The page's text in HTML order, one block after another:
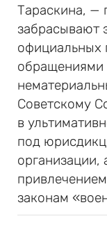
Тараскина, —
забрасывают
официальных
обращениями
Советскому
в
под
организации,
законам